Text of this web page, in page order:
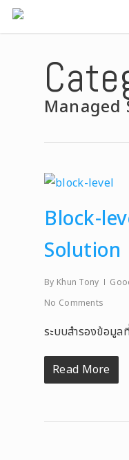
Skip
to
Managed
Block-
Solution
By Khun Tony
No Comments
ระบบสำรองข้อมูล
Read More